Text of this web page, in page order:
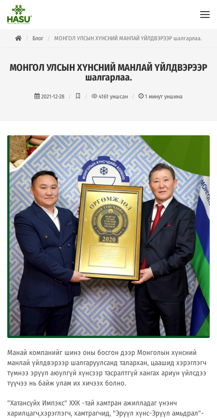
Блог МОНГОЛ УЛСЫН ХҮНСНИЙ МАНЛАЙ ҮЙЛДВЭРЭЭР шалгарлаа.
МОНГОЛ УЛСЫН ХҮНСНИЙ МАНЛАЙ ҮЙЛДВЭРЭЭР
шалгарлаа.
2021-12-28 4161 уншсан 1 минут уншина
Манай компанийг шинэ оны босгон дээр Монголын хүнсний
манлай үйлдвэрээр шалгаруулсанд талархан, цаашид хэрэглэгч
түмнээ эрүүл аюулгүй хүнсээр тасралтгүй хангах ариун үйлсдээ
түүчээ нь байж улам их хичээх болно.
"Хатансүйх Импэкс" ХХК -тай хамтран ажилладаг үнэнч
харилцагч,хэрэглэгч, хамтрагчид, "Эрүүл хүнс-Эрүүл амьдрал"-